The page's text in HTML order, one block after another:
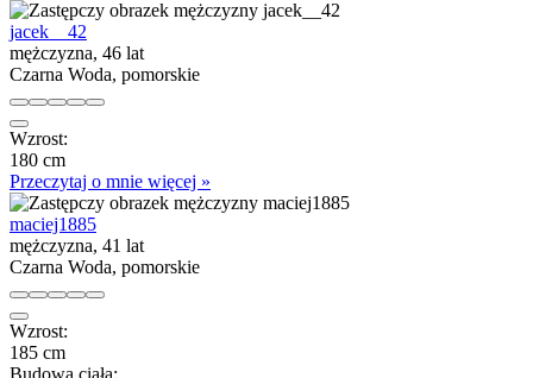
jacek__42
mężczyzna, 46 lat
Czarna Woda, pomorskie
Wzrost:
180 cm
Przeczytaj o mnie więcej »
maciej1885
mężczyzna, 41 lat
Czarna Woda, pomorskie
Wzrost:
185 cm
Budowa ciała: